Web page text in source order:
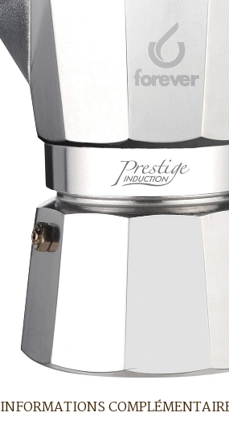
INFORMATIONS